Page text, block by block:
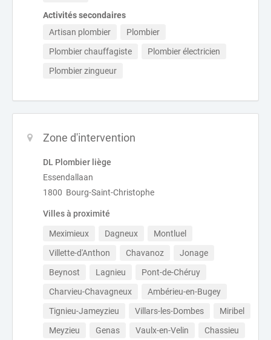
Activités secondaires
Artisan plombier
Plombier
Plombier chauffagiste
Plombier électricien
Plombier zingueur
Zone d'intervention
DL Plombier liège
Essendallaan
1800 Bourg-Saint-Christophe
Villes à proximité
Meximieux Dagneux
Montluel
Villette-d'Anthon
Chavanoz
Jonage
Beynost
Lagnieu
Pont-de-Chéruy
Charvieu-Chavagneux
Ambérieu-en-Bugey
Tignieu-Jameyzieu
Villars-les-Dombes
Miribel
Meyzieu
Genas Vaulx-en-Velin Chassieu